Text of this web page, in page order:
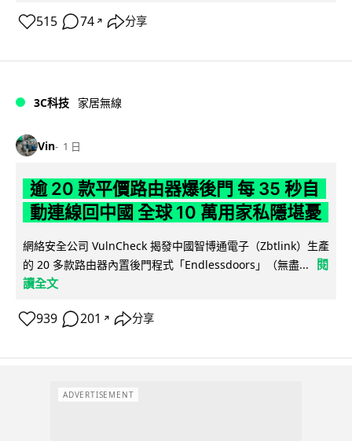
515 74 ↗ 分享
3C科技 家居無線
Vin 1 日
逾 20 款平價路由器爆後門 每 35 秒自
動連線回中國 全球 10 萬用家私隱堪憂
網絡安全公司 VulnCheck 揭發中國智博通電子（Zbtlink）生產
的 20 多款路由器內置後門程式「Endlessdoors」（無盡...
閱
讀全文
939 201 ↗ 分享
ADVERTISEMENT